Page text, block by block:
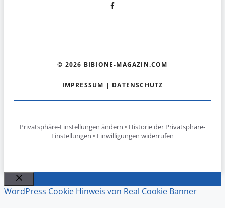
© 2026 BIBIONE-MAGAZIN.COM
IMPRESSUM | DATENSCHUTZ
Privatsphäre-Einstellungen ändern • Historie der Privatsphäre-
Einstellungen • Einwilligungen widerrufen
Schließen
WordPress Cookie Hinweis von Real Cookie Banner